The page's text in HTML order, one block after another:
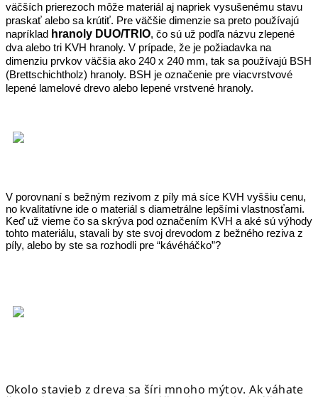
väčších prierezoch môže materiál aj napriek vysušenému stavu
praskať alebo sa krútiť. Pre väčšie dimenzie sa preto používajú
napríklad hranoly DUO/TRIO, čo sú už podľa názvu zlepené
dva alebo tri KVH hranoly. V prípade, že je požiadavka na
dimenziu prvkov väčšia ako 240 x 240 mm, tak sa používajú BSH
(Brettschichtholz) hranoly. BSH je označenie pre viacvrstvové
lepené lamelové drevo alebo lepené vrstvené hranoly.
V porovnaní s bežným rezivom z píly má síce KVH vyššiu cenu,
no kvalitatívne ide o materiál s diametrálne lepšími vlastnosťami.
Keď už vieme čo sa skrýva pod označením KVH a aké sú výhody
tohto materiálu, stavali by ste svoj drevodom z bežného reziva z
píly, alebo by ste sa rozhodli pre “kávéháčko”?
Okolo stavieb z dreva sa šíri mnoho mýtov. Ak váhate